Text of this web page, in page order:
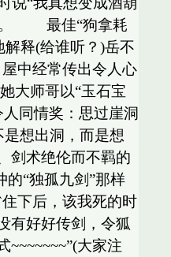
。 最佳“狗拿耗
释(给谁听？)岳不
中经常传出令人心
大师哥以“玉石宝
同情奖：思过崖洞
想出洞，而是想
剑术绝伦而不羁的
“独孤九剑”那样
下后，该我死的时
有好好传剑，令狐
大家注